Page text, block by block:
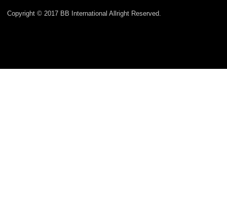
Copyright © 2017 BB International Allright Reserved.